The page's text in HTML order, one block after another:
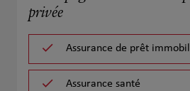
privée
Assurance de prêt
Assurance santé